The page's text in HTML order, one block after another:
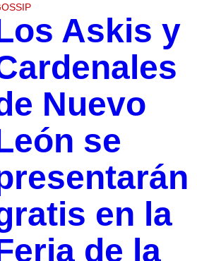
Askis y
Nuevo
se
en la
de la